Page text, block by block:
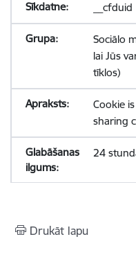
__cfduid
Sociālo
lai Jūs
tīklos)
Cookie
sharing
24
Drukāt lapu